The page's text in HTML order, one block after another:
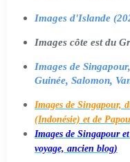
Images d'Islande
Images côte est du
Images de
Guinée, Salomon,
Images de Singapour,
(Indonésie) et de
Images de Singapour
voyage, ancien blog)